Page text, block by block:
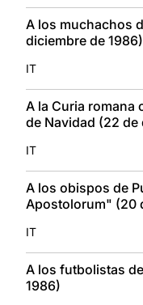
A los muchachos
diciembre de 1986)
IT
A la Curia romana
de Navidad (22 de
IT
A los obispos de
Apostolorum" (20
IT
A los futbolistas
1986)